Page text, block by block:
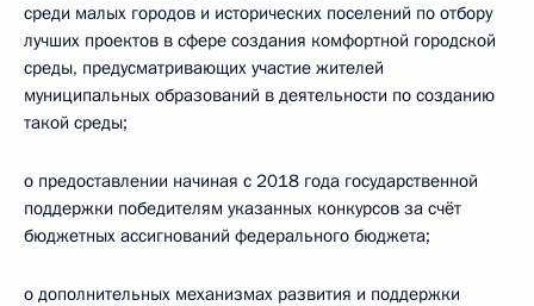
среди малых городов и исторических поселений по отбору
лучших проектов в сфере создания комфортной городской
среды, предусматривающих участие жителей
муниципальных образований в деятельности по созданию
такой среды;
о предоставлении начиная с 2018 года государственной
поддержки победителям указанных конкурсов за счёт
бюджетных ассигнований федерального бюджета;
о дополнительных механизмах развития и поддержки